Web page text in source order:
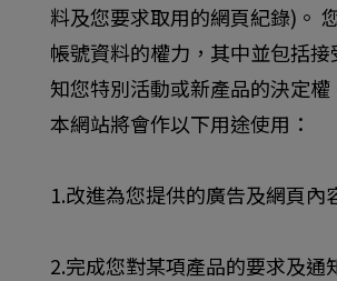
料及您要求取用的網頁紀錄)。
帳號資料的權力，其中並包括接
知您特別活動或新產品的決定權
本網站將會作以下用途使用：
1.改進為您提供的廣告及網頁內
2.完成您對某項產品的要求及通